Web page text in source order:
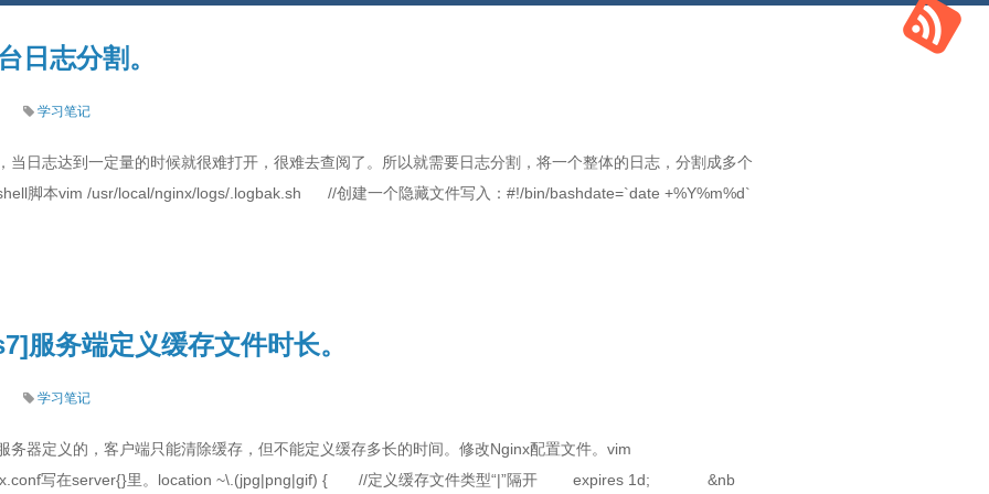
日志分割。
学习笔记
当日志达到一定量的时候就很难打开，很难去查阅了。所以就需要日志分割，将一个整体的日志，分割成多个
脚本vim /usr/local/nginx/logs/.logbak.sh //创建一个隐藏文件写入：#!/bin/bashdate=`date +%Y%m%d`
服务端定义缓存文件时长。
学习笔记
务器定义的，客户端只能清除缓存，但不能定义缓存多长的时间。修改Nginx配置文件。vim
写在server{}里。location ~\.(jpg|png|gif) { //定义缓存文件类型“|”隔开 expires 1d; &nb